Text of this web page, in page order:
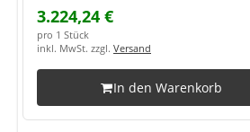
3.224,24 €
pro 1 Stück
inkl. MwSt. zzgl. Versand
In den Warenkorb